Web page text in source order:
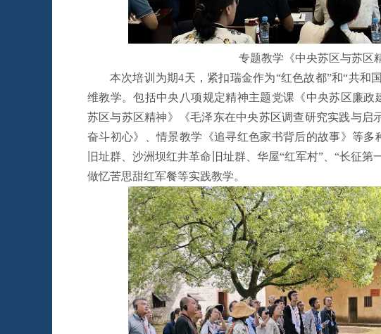
专题教学《中央苏区与苏区
本次培训为期4天，紧扣瑞金作为“红色故都”和“共和
维教学。包括中央八项规定精神主题党课《中央苏区廉
苏区与苏区精神》《毛泽东在中央苏区调查研究实践与启
奋斗初心》、情景教学《追寻红色家书背后的故事》等
旧址群、沙洲坝红井革命旧址群、华屋“红军村”、“长征
做忆苦思甜红军餐等实践教学。